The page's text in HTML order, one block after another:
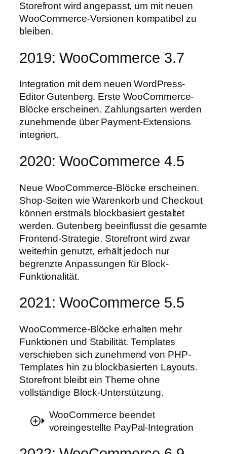
Storefront wird angepasst, um mit neuen
WooCommerce-Versionen kompatibel zu
bleiben.
2019: WooCommerce 3.7
Integration mit dem neuen WordPress-
Editor Gutenberg. Erste WooCommerce-
Blöcke erscheinen. Zahlungsarten werden
zunehmende über Payment-Extensions
integriert.
2020: WooCommerce 4.5
Neue WooCommerce-Blöcke erscheinen.
Shop-Seiten wie Warenkorb und Checkout
können erstmals blockbasiert gestaltet
werden. Gutenberg beeinflusst die gesamte
Frontend-Strategie. Storefront wird zwar
weiterhin genutzt, erhält jedoch nur
begrenzte Anpassungen für Block-
Funktionalität.
2021: WooCommerce 5.5
WooCommerce-Blöcke erhalten mehr
Funktionen und Stabilität. Templates
verschieben sich zunehmend von PHP-
Templates hin zu blockbasierten Layouts.
Storefront bleibt ein Theme ohne
vollständige Block-Unterstützung.
WooCommerce beendet
voreingestellte PayPal-Integration